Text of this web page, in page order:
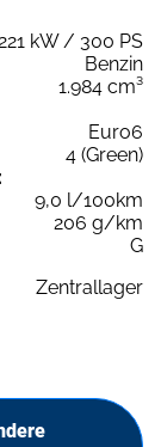
kW / 300 PS
Benzin
1.984 cm³
Euro6
4 (Green)
9,0 l/100km
206 g/km
G
Zentrallager